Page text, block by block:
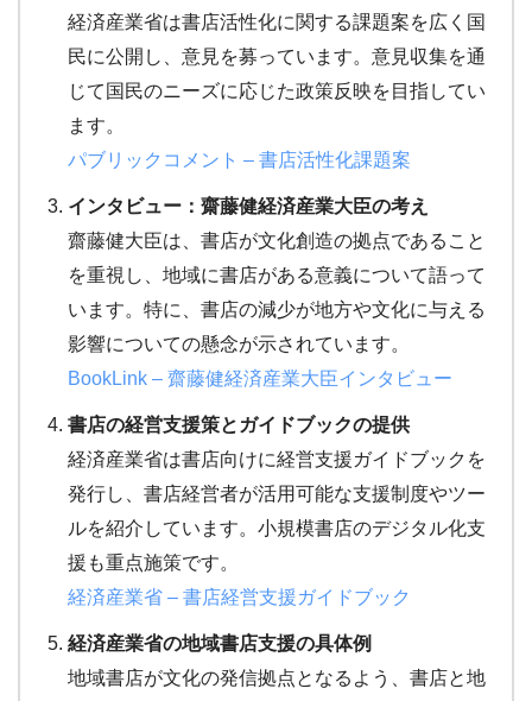
経済産業省は書店活性化に関する課題案を広く国
民に公開し、意見を募っています。意見収集を通
じて国民のニーズに応じた政策反映を目指してい
ます。
パブリック コメント – 書店活性化課題案
インタビュー：齋藤健経済産業大臣の考え
齋藤健大臣は、書店が文化創造の拠点であること
を重視し、地域に書店がある意義について語って
います。特に、書店の減少が地方や文化に与える
影響についての懸念が示されています。
BookLink – 齋藤健経済産業大臣インタビュー
書店の経営支援策とガイドブックの提供
経済産業省は書店向けに経営支援ガイドブックを
発行し、書店経営者が活用可能な支援制度やツー
ルを紹介しています。小規模書店のデジタル化支
援も重点施策です。
経済産業省 – 書店経営支援ガイドブック
経済産業省の地域書店支援の具体例
地域書店が文化の発信拠点となるよう、書店と地